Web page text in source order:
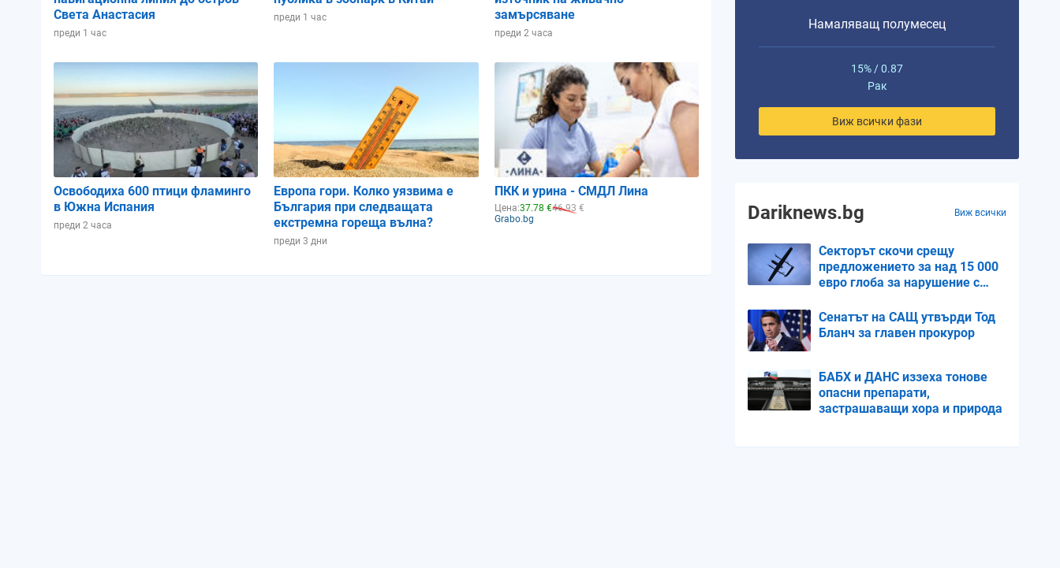
Света Анастасия
преди 1 час
преди 1 час
замърсяване
преди 2 часа
Освободиха 600 птици фламинго
в Южна Испания
преди 2 часа
Европа гори. Колко уязвима е
България при следващата
екстремна гореща вълна?
преди 3 дни
ПКК и урина - СМДЛ Лина
Цена:37.78 €46.93 €
Grabo.bg
Намаляващ полумесец
15% / 0.87
Рак
Виж всички фази
Dariknews.bg Виж всички
Секторът скочи срещу
предложението за над 15 000
евро глоба за нарушение с
Сенатът на САЩ утвърди Тод
Бланч за главен прокурор
БАБХ и ДАНС иззеха тонове
опасни препарати,
застрашаващи хора и природа